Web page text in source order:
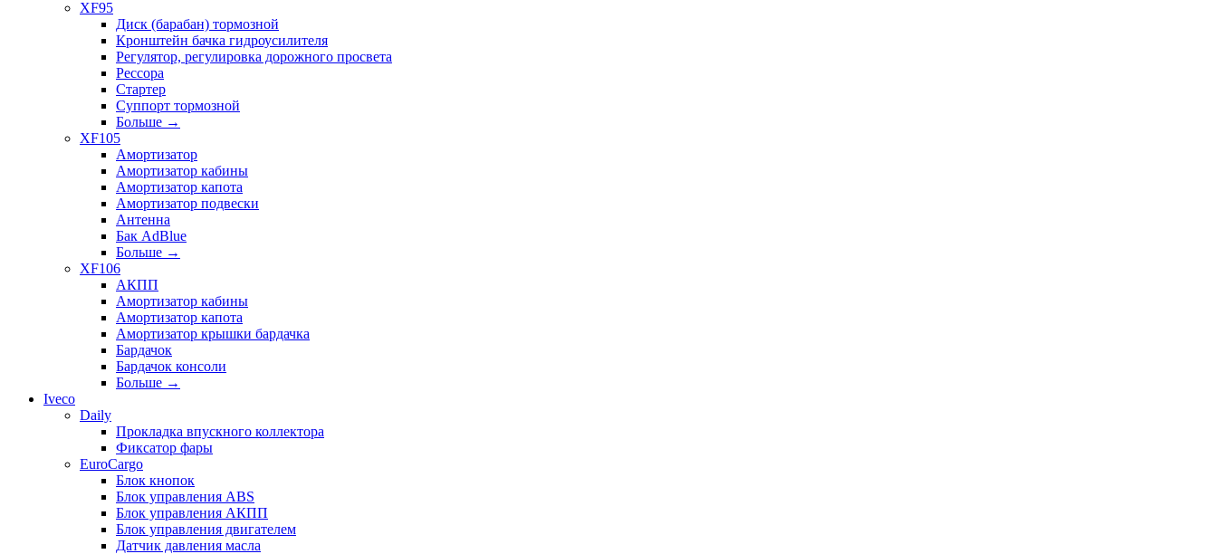
XF95
Диск (барабан) тормозной
Кронштейн бачка гидроусилителя
Регулятор, регулировка дорожного просвета
Рессора
Стартер
Суппорт тормозной
Больше →
XF105
Амортизатор
Амортизатор кабины
Амортизатор капота
Амортизатор подвески
Антенна
Бак AdBlue
Больше →
XF106
АКПП
Амортизатор кабины
Амортизатор капота
Амортизатор крышки бардачка
Бардачок
Бардачок консоли
Больше →
Iveco
Daily
Прокладка впускного коллектора
Фиксатор фары
EuroCargo
Блок кнопок
Блок управления ABS
Блок управления АКПП
Блок управления двигателем
Датчик давления масла